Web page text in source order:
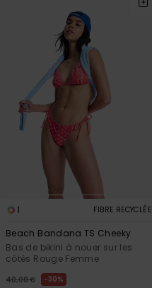
1 FIBRE RECYCLÉE
Beach Bandana TS Cheeky
Bas de bikini à nouer sur les
côtés Rouge Femme
40,00 € 30%